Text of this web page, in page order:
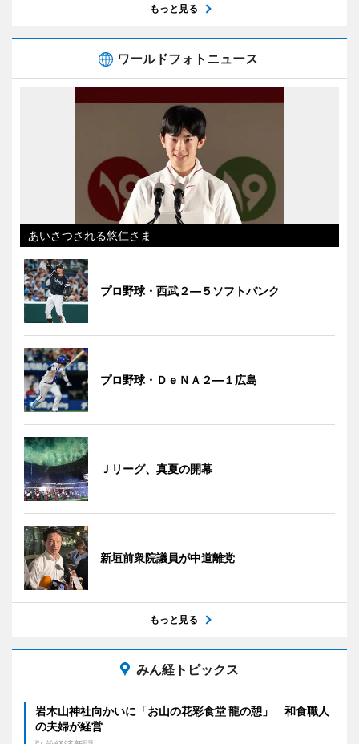
もっと見る
ワールドフォトニュース
あいさつされる悠仁さま
プロ野球・西武２―５ソフトバンク
プロ野球・ＤｅＮＡ２―１広島
Ｊリーグ、真夏の開幕
新垣前衆院議員が中道離党
もっと見る
みん経トピックス
岩木山神社向かいに「お山の花彩食堂 龍の憩」 和食職人
の夫婦が経営